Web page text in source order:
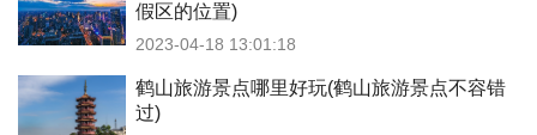
假区的位置)
2023-04-18 13:01:18
鹤山旅游景点哪里好玩(鹤山旅游景点不容错
过)